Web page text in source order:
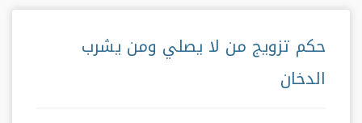
حكم تزويج من لا يصلي ومن يشرب
الدخان